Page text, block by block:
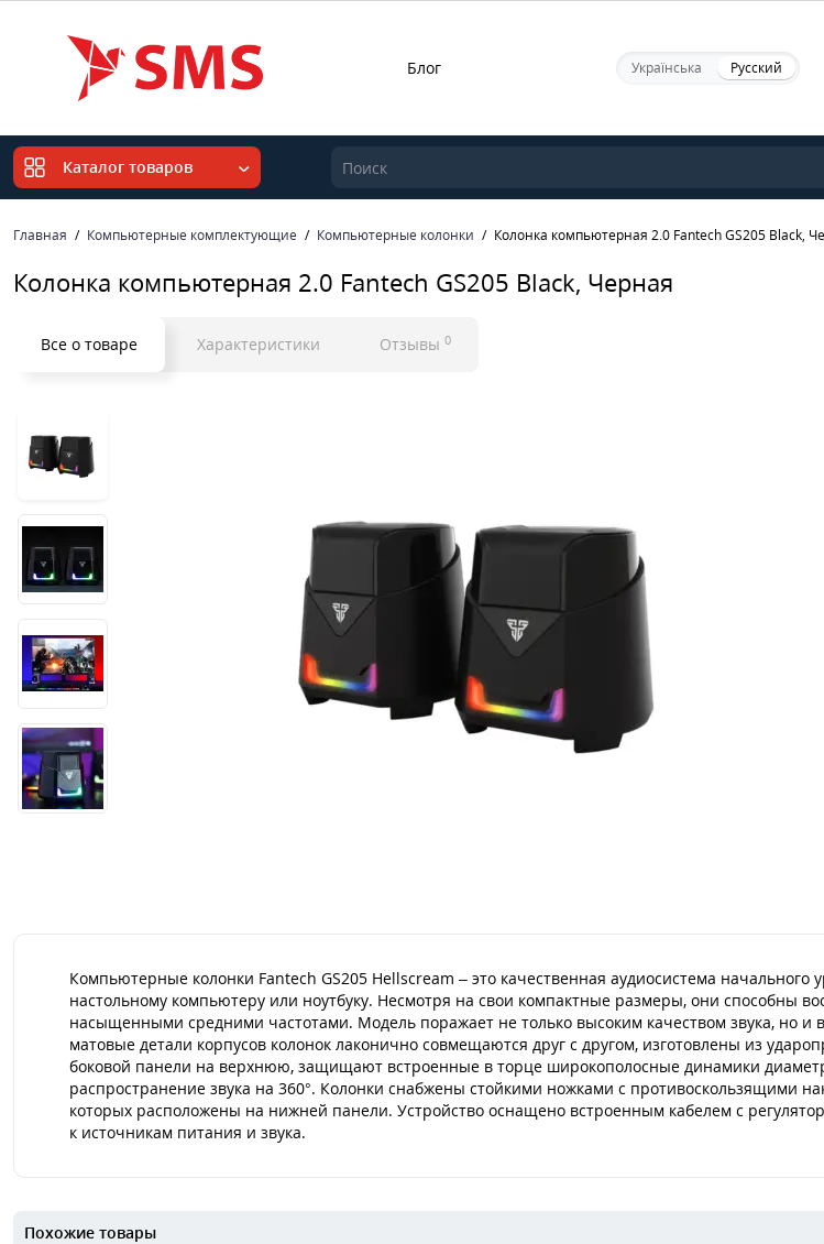
Блог Українська Русский
Каталог товаров
Главная Компьютерные комплектующие Компьютерные колонки Колонка компьютерная 2.0 Fantech GS205 Black,
Колонка компьютерная 2.0 Fantech GS205 Black, Черная
Все о товаре Характеристики Отзывы 0
Компьютерные колонки Fantech GS205 Hellscream – это качественная аудиосистема
настольному компьютеру или ноутбуку. Несмотря на свои компактные размеры, они способны
насыщенными средними частотами. Модель поражает не только высоким качеством звука, но и
матовые детали корпусов колонок лаконично совмещаются друг с другом, изготовлены из
боковой панели на верхнюю, защищают встроенные в торце широкополосные динамики
распространение звука на 360°. Колонки снабжены стойкими ножками с противоскользящими
которых расположены на нижней панели. Устройство оснащено встроенным кабелем с
к источникам питания и звука.
Похожие товары